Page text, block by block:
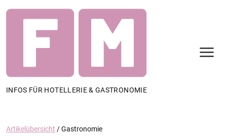
INFOS FÜR HOTELLERIE & GASTRONOMIE
Artikelübersicht /Gastronomie